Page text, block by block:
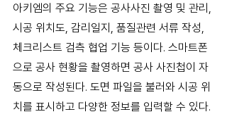
아키엠의 주요 기능은 공사사진 촬영 및 관리,
시공 위치도, 감리일지, 품질관련 서류 작성,
체크리스트 검측 협업 기능 등이다. 스마트폰
으로 공사 현황을 촬영하면 공사 사진첩이 자
동으로 작성된다. 도면 파일을 불러와 시공 위
치를 표시하고 다양한 정보를 입력할 수 있다.